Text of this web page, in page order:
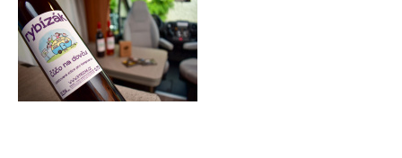
E-mail
Heslo